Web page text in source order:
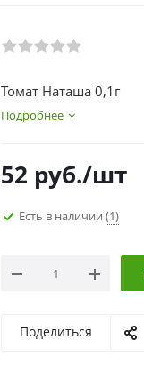
Томат Наташа 0,1г
Подробнее
52 руб./шт
Есть в наличии (1)
Поделиться